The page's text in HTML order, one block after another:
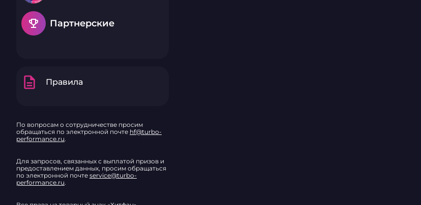
emoji_events Партнерские
description Правила
По вопросам о сотрудничестве просим
обращаться по электронной почте hf@turbo-
performance.ru.
Для запросов, связанных с выплатой призов и
предоставлением данных, просим обращаться
по электронной почте service@turbo-
performance.ru.